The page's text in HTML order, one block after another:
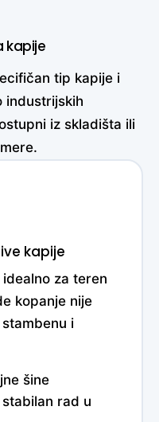
kapije
tip kapije i
industrijskih
iz skladišta ili
kapije
za teren
kopanje nije
i
šine
rad u